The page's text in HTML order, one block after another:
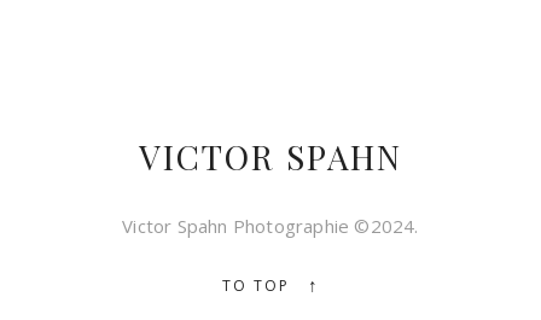
VICTOR SPAHN
Victor Spahn Photographie ©2024.
TO TOP ↑